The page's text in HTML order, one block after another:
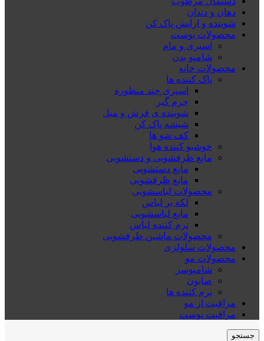
دهان و دندان
شوینده و ارایش پاک کن
محصولات پوست
اسپری و مام
شامپو بدن
محصولات خانه
پاک کننده ها
اسپری چند منظوره
جرم گیر
شوینده ی فرش و مبل
شیشه پاک کن
کف شو ها
خوشبو کننده هوا
مایع ظرفشویی و دستشویی
مایع دستشویی
مایع ظرفشویی
محصولات لباسشویی
لکه بر لباس
مایع لباسشویی
نرم کننده لباس
محصولات ماشین ظرفشویی
محصولات سلولزی
محصولات مو
شامپوسر
صابون
نرم کننده ها
مراقبت از مو
مراقبت پوست
جستجو